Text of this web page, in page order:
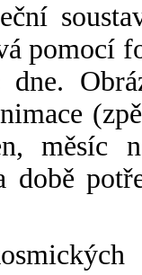
pomocí
měsíc
době